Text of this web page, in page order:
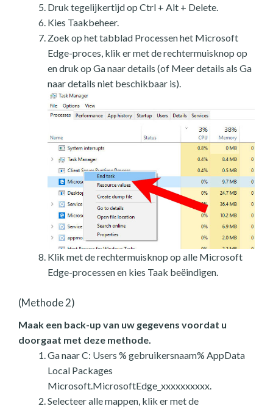
Druk tegelijkertijd op Ctrl + Alt + Delete.
Kies Taakbeheer.
Zoek op het tabblad Processen het Microsoft
Edge-proces, klik er met de rechtermuisknop op
en druk op Ga naar details (of Meer details als Ga
naar details niet beschikbaar is).
Klik met de rechtermuisknop op alle Microsoft
Edge-processen en kies Taak beëindigen.
(Methode 2)
Maak een back-up van uw gegevens voordat u
doorgaat met deze methode.
Ga naar C: Users % gebruikersnaam% AppData
Local Packages
Microsoft.MicrosoftEdge_xxxxxxxxxx.
Selecteer alle mappen, klik er met de